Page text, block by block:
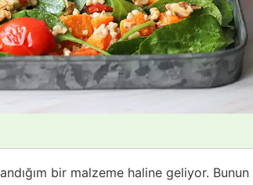
bir malzeme haline geliyor. Bunun